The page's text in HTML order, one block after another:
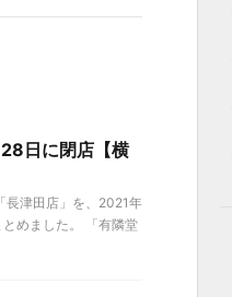
日に閉店【横
津田店」を、2021年
めました。 「有隣堂